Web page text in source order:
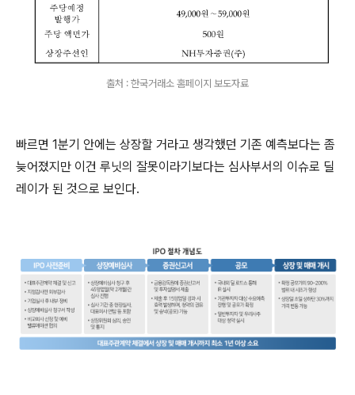
출처 : 한국거래소 홈페이지 보도자료
빠르면 1분기 안에는 상장할 거라고 생각했던 기존 예측보다는 좀
늦어졌지만 이건 루닛의 잘못이라기보다는 심사부서의 이슈로 딜
레이가 된 것으로 보인다.